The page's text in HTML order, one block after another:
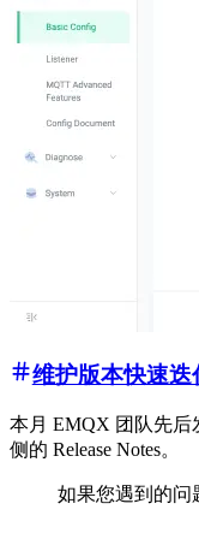
维护版本快速迭
本月 EMQX 团队先后
侧的 Release Notes。
如果您遇到的